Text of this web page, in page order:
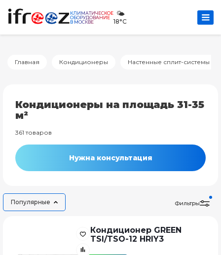
КЛИМАТИЧЕСКОЕ
ОБОРУДОВАНИЕ
В МОСКВЕ
🌤️
18°C
Главная Кондиционеры Настенные сплит-системы
Кондиционеры на площадь 31-35
м²
361 товаров
Нужна консультация
Популярные Фильтры
Кондиционер GREEN
TSI/TSO-12 HRIY3